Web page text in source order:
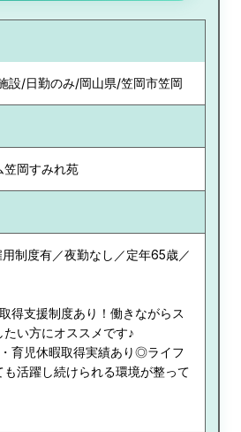
設/日勤のみ/岡山県/笠岡市笠岡
笠岡すみれ苑
制度有／夜勤なし／定年65歳／
得支援制度あり！働きながらス
い方にオススメです♪
育児休暇取得実績あり◎ライフ
も活躍し続けられる環境が整って